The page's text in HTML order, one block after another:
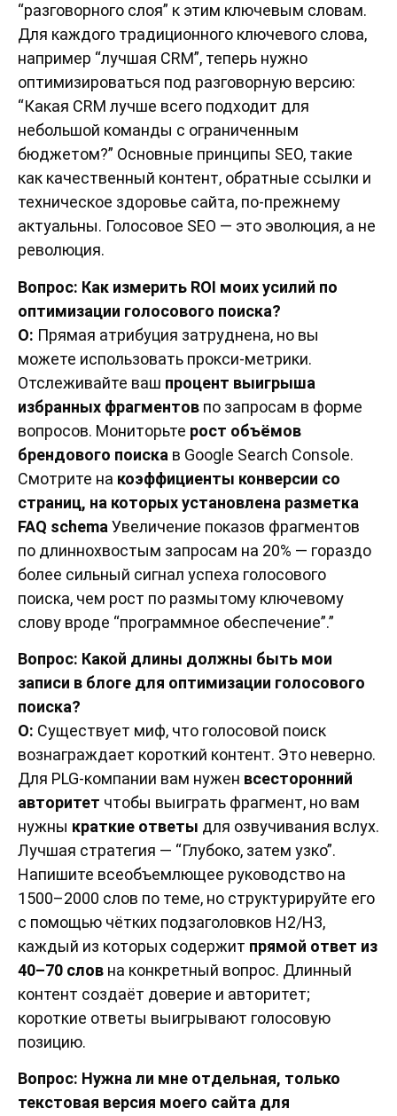
“разговорного слоя” к этим ключевым словам.
Для каждого традиционного ключевого слова,
например “лучшая CRM”, теперь нужно
оптимизироваться под разговорную версию:
“Какая CRM лучше всего подходит для
небольшой команды с ограниченным
бюджетом?” Основные принципы SEO, такие
как качественный контент, обратные ссылки и
техническое здоровье сайта, по-прежнему
актуальны. Голосовое SEO — это эволюция, а не
революция.
Вопрос: Как измерить ROI моих усилий по
оптимизации голосового поиска?
О: Прямая атрибуция затруднена, но вы
можете использовать прокси-метрики.
Отслеживайте ваш процент выигрыша
избранных фрагментов по запросам в форме
вопросов. Мониторьте рост объёмов
брендового поиска в Google Search Console.
Смотрите на коэффициенты конверсии со
страниц, на которых установлена разметка
FAQ schema Увеличение показов фрагментов
по длиннохвостым запросам на 20% — гораздо
более сильный сигнал успеха голосового
поиска, чем рост по размытому ключевому
слову вроде “программное обеспечение”.”
Вопрос: Какой длины должны быть мои
записи в блоге для оптимизации голосового
поиска?
О: Существует миф, что голосовой поиск
вознаграждает короткий контент. Это неверно.
Для PLG-компании вам нужен всесторонний
авторитет чтобы выиграть фрагмент, но вам
нужны краткие ответы для озвучивания вслух.
Лучшая стратегия — “Глубоко, затем узко”.
Напишите всеобъемлющее руководство на
1500–2000 слов по теме, но структурируйте его
с помощью чётких подзаголовков H2/H3,
каждый из которых содержит прямой ответ из
40–70 слов на конкретный вопрос. Длинный
контент создаёт доверие и авторитет;
короткие ответы выигрывают голосовую
позицию.
Вопрос: Нужна ли мне отдельная, только
текстовая версия моего сайта для